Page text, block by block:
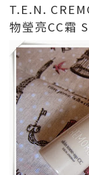
T.E.N.
物瑩亮CC霜